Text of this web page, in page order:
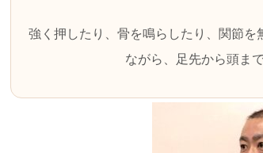
強く押したり、骨を鳴らしたり、関節
ながら、足先から頭ま